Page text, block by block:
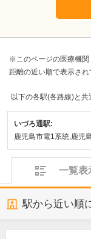
※このページの医療機関
距離の近い順で表示され
以下の各駅(各路線)と
いづろ通駅:
鹿児島市電1系統,鹿児
一覧表
駅から近い順